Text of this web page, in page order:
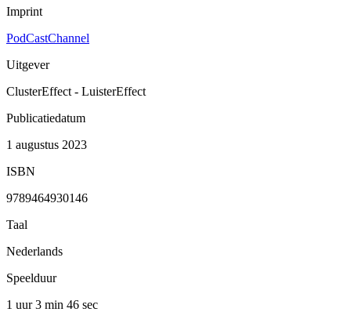
Imprint
PodCastChannel
Uitgever
ClusterEffect - LuisterEffect
Publicatiedatum
1 augustus 2023
ISBN
9789464930146
Taal
Nederlands
Speelduur
1 uur 3 min 46 sec